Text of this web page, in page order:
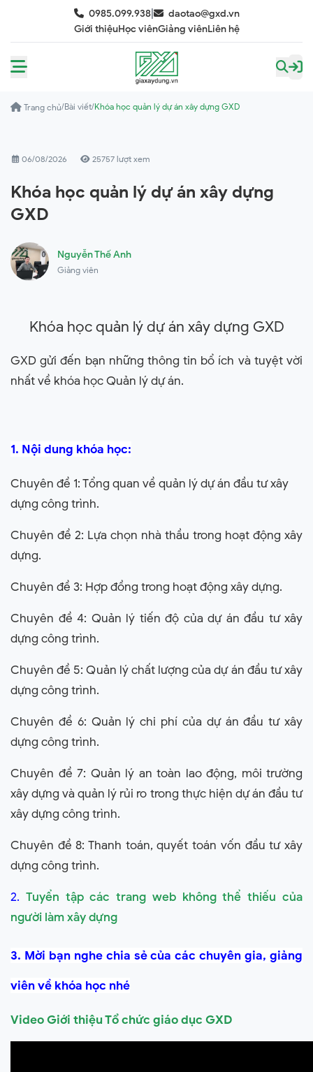
0985.099.938|
daotao@gxd.vn
Giới thiệuHọc viênGiảng viênLiên hệ
Trang chủ/Bài viết/Khóa học quản lý dự án xây dựng GXD
06/08/2026 25757 lượt xem
Khóa học quản lý dự án xây dựng
GXD
Nguyễn Thế Anh
Giảng viên
Khóa học quản lý dự án xây dựng GXD
GXD gửi đến bạn những thông tin bổ ích và tuyệt vời
nhất về khóa học Quản lý dự án.
1. Nội dung khóa học:
Chuyên đề 1: Tổng quan về quản lý dự án đầu tư xây
dựng công trình.
Chuyên đề 2: Lựa chọn nhà thầu trong hoạt động xây
dựng.
Chuyên đề 3: Hợp đồng trong hoạt động xây dựng.
Chuyên đề 4: Quản lý tiến độ của dự án đầu tư xây
dựng công trình.
Chuyên đề 5: Quản lý chất lượng của dự án đầu tư xây
dựng công trình.
Chuyên đề 6: Quản lý chi phí của dự án đầu tư xây
dựng công trình.
Chuyên đề 7: Quản lý an toàn lao động, môi trường
xây dựng và quản lý rủi ro trong thực hiện dự án đầu tư
xây dựng công trình.
Chuyên đề 8: Thanh toán, quyết toán vốn đầu tư xây
dựng công trình.
2. Tuyển tập các trang web không thể thiếu của
người làm xây dựng
3. Mời bạn nghe chia sẻ của các chuyên gia, giảng
viên về khóa học nhé
Video Giới thiệu Tổ chức giáo dục GXD